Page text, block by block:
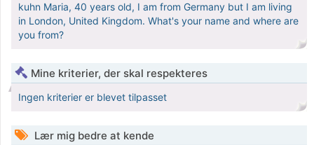
kuhn Maria, 40 years old, I am from Germany but I am living
in London, United Kingdom. What's your name and where are
you from?
Mine kriterier, der skal respekteres
Ingen kriterier er blevet tilpasset
Lær mig bedre at kende